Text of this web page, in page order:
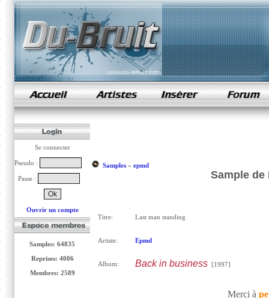
samples de rap
Se connecter
Pseudo :
Passe :
Ouvrir un compte
Samples: 64835
Reprises: 4006
Membres: 2589
Samples» epmd
Sample de
Titre: Last man standing
Artiste: Epmd
Album: Back in business[1997]
Merci à